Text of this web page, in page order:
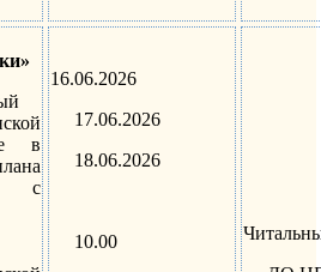
в
с
16.06.2026
17.06.2026
18.06.2026
10.00